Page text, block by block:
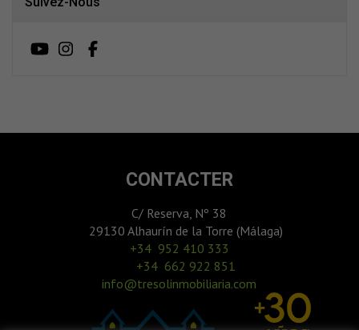
CONTACTER
C/ Reserva, Nº 38
29130 Alhaurín de la Torre (Málaga)
‎+34 952 410 333
+34 662 922 851
info@tresolinmobiliaria.com